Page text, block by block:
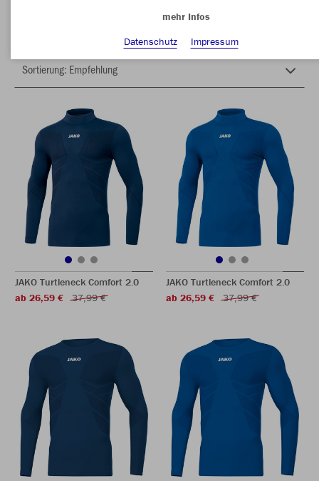
Farbe
JAKO Turtleneck Comfort 2.0
ab 26,59 €
37,99 €
JAKO Turtleneck Comfort 2.0
ab 26,59 €
37,99 €
mehr Infos
Datenschutz
Impressum